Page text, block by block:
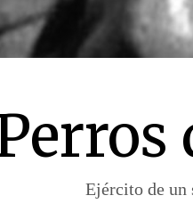
Ejército de un